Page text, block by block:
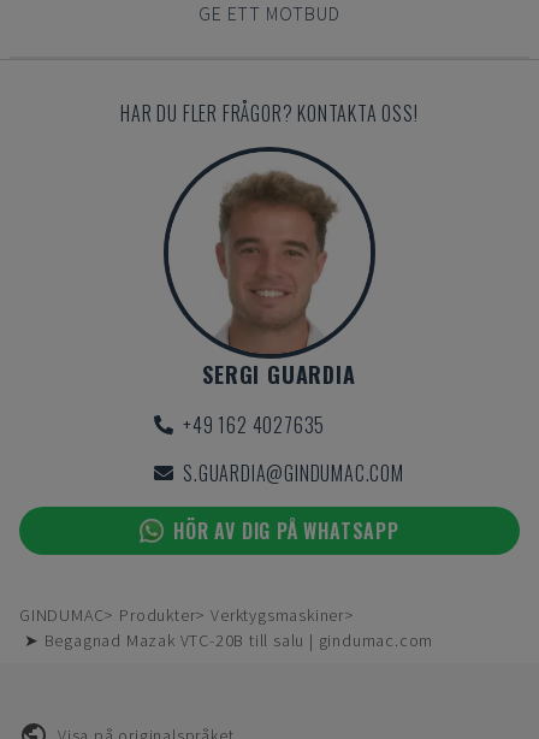
GE ETT MOTBUD
HAR DU FLER FRÅGOR? KONTAKTA OSS!
SERGI GUARDIA
+49 162 4027635
S.GUARDIA@GINDUMAC.COM
HÖR AV DIG PÅ WHATSAPP
GINDUMAC Produkter
Verktygsmaskiner
➤ Begagnad Mazak VTC-20B till salu | gindumac.com